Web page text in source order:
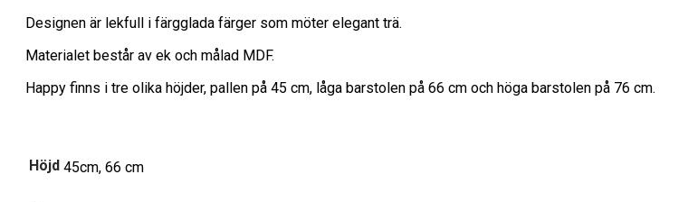
Designen är lekfull i färgglada färger som möter elegant trä.
Materialet består av ek och målad MDF.
Happy finns i tre olika höjder, pallen på 45 cm, låga barstolen på 66 cm och höga barstolen på 76 cm.
Höjd 45cm, 66 cm